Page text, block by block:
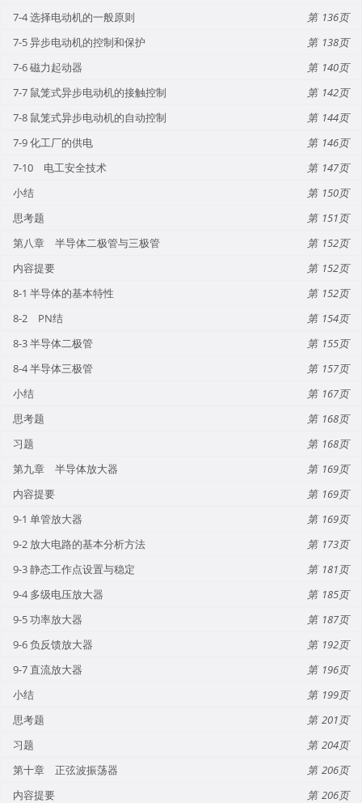
7-4 选择电动机的一般原则
136
7-5 异步电动机的控制和保护
138
7-6 磁力起动器
140
7-7 鼠笼式异步电动机的接触控制
142
7-8 鼠笼式异步电动机的自动控制
144
7-9 化工厂的供电
146
7-10 电工安全技术
147
小结
150
思考题
151
第八章 半导体二极管与三极管
152
内容提要
152
8-1 半导体的基本特性
152
8-2 PN结
154
8-3 半导体二极管
155
8-4 半导体三极管
157
小结
167
思考题
168
习题
168
第九章 半导体放大器
169
内容提要
169
9-1 单管放大器
169
9-2 放大电路的基本分析方法
173
9-3 静态工作点设置与稳定
181
9-4 多级电压放大器
185
9-5 功率放大器
187
9-6 负反馈放大器
192
9-7 直流放大器
196
小结
199
思考题
201
习题
204
第十章 正弦波振荡器
206
内容提要
206